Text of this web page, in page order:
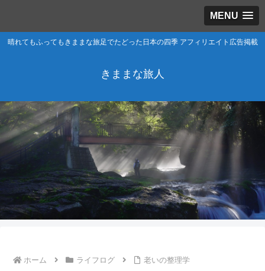
MENU
晴れてもふってもきままな旅足でたどった日本の四季 アフィリエイト広告掲載
きままな旅人
ホーム ライフログ 老いの整理学